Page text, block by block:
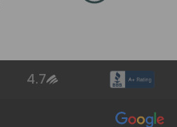
4.7